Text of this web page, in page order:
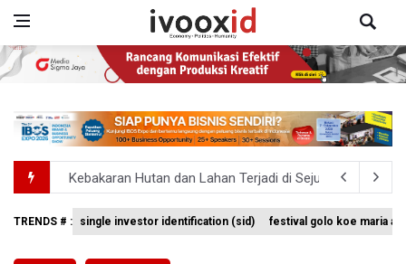
Kebakaran Hutan dan Lahan Terjadi di Sejumlah
Kebakaran Hutan dan Lahan Meluas, TNBTS Tutup
TRENDS # : single investor identification (sid) festival golo koe maria